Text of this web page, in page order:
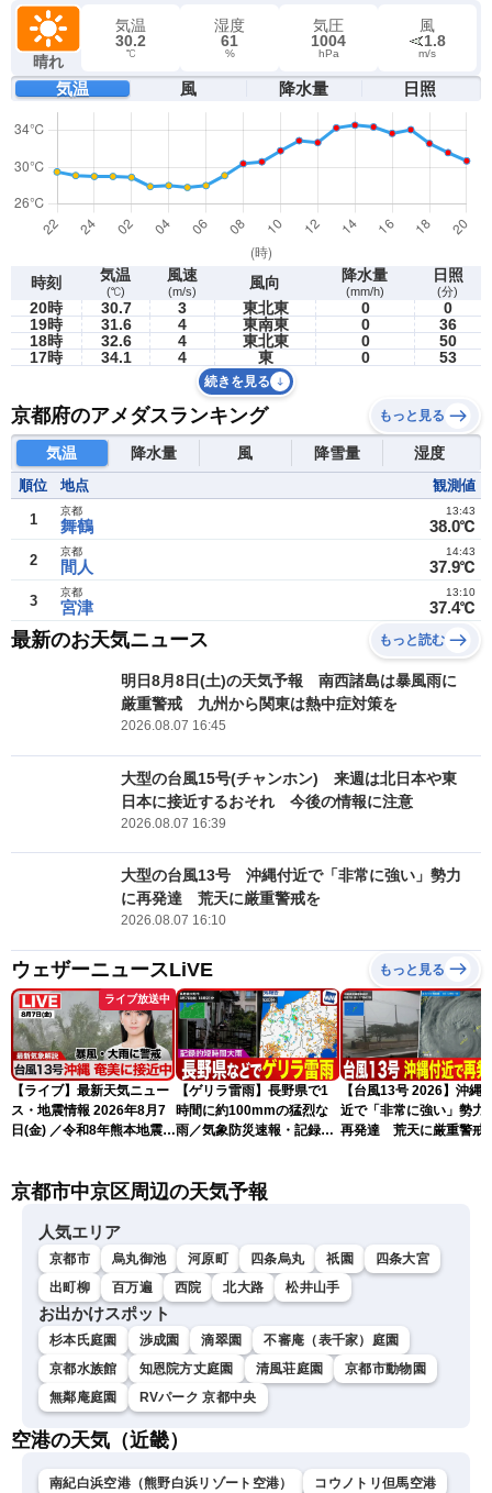
晴れ
気温
30.2
℃
湿度
61
%
気圧
1004
hPa
風
1.8
m/s
気温 風 降水量 日照
時刻 気温
(℃)
風速
(m/s) 風向 降水量
(mm/h)
日照
(分)
20時 30.7 3 東北東 0
0
19時
31.6 4 東南東 0
36
18時
32.6 4 東北東 0
50
17時
34.1 4 東 0 53
続きを見る
京都府のアメダスランキング もっと見る
気温 降水量 風 降雪量 湿度
順位 地点 観測値
1 舞鶴
京都
38.0℃
13:43
2 間人
京都
37.9℃
14:43
3 宮津
京都
37.4℃
13:10
最新のお天気ニュース もっと読む
明日8月8日(土)の天気予報 南西諸島は暴風雨に
厳重警戒 九州から関東は熱中症対策を
2026.08.07 16:45
大型の台風15号(チャンホン) 来週は北日本や東
日本に接近するおそれ 今後の情報に注意
2026.08.07 16:39
大型の台風13号 沖縄付近で「非常に強い」勢力
に再発達 荒天に厳重警戒を
2026.08.07 16:10
ウェザーニュースLiVE もっと見る
ライブ放送中
【ライブ】最新天気ニュー
ス・地震情報 2026年8月7
日(金) ／令和8年熊本地震情
ーン・駒木結衣／内藤邦
【ゲリラ雷雨】長野県で1
時間に約100mmの猛烈な
雨／気象防災速報・記録的
【台風13号 2026】沖縄
近で「非常に強い」勢力
再発達 荒天に厳重警戒
京都市中京区周辺の天気予報
人気エリア
京都市 烏丸御池 河原町 四条烏丸 祇園
四条大宮
出町柳
百万遍 西院 北大路 松井山手
お出かけスポット
杉本氏庭園 渉成園 滴翠園
不審庵（表千家）庭園
京都水族館
知恩院方丈庭園 清風荘庭園
京都市動物園
無鄰庵庭園
RVパーク 京都中央
空港の天気（近畿）
南紀白浜空港（熊野白浜リゾート空港） コウノトリ但馬空港